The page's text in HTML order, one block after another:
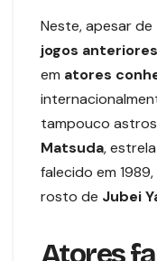
Neste, apesar de
jogos
em atores
tampouco
Matsuda,
falecido em
rosto de Jubei